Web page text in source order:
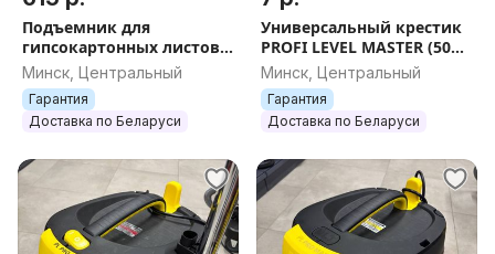
Подъемник для
гипсокартонных листов
DLT Panel Lifter 335
(подъемник ГКЛ) до 3.35
м, арт.0585
Минск, Центральный
Гарантия
Доставка по Беларуси
Универсальный крестик
PROFI LEVEL MASTER (50
шт.), арт.1139
Минск, Центральный
Гарантия
Доставка по Беларуси